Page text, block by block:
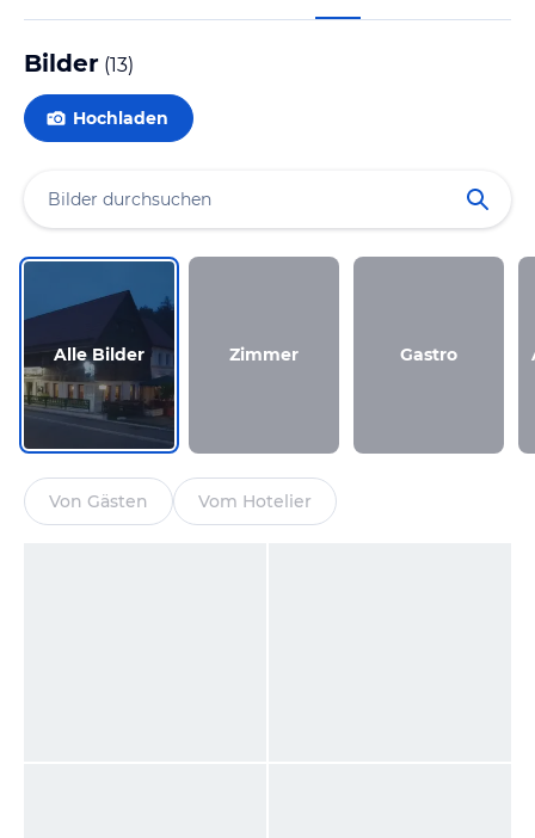
Bilder (13)
Hochladen
Alle Bilder Zimmer Gastro
Von Gästen Vom Hotelier